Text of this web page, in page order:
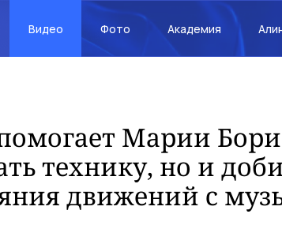
Видео Фото Академия
Марии
технику, но и
движений с